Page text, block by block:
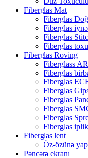
Fiberglas Mat
Fiberglas
Fiberglas
Fiberglas
Fiberglas
Fiberglas Roving
Fiberglass
Fiberglas
Fiberglas
Fiberglas
Fiberglas
Fiberglas
Fiberglas
Fiberglas iplik
Fiberglas lent
Öz-özünə
Pəncərə ekranı